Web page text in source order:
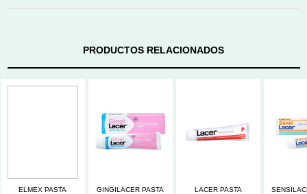
PRODUCTOS RELACIONADOS
ELMEX PASTA
GINGILACER PASTA
LACER PASTA